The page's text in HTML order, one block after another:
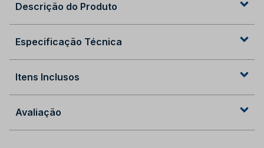
Descrição do Produto
Especificação Técnica
Itens Inclusos
Avaliação